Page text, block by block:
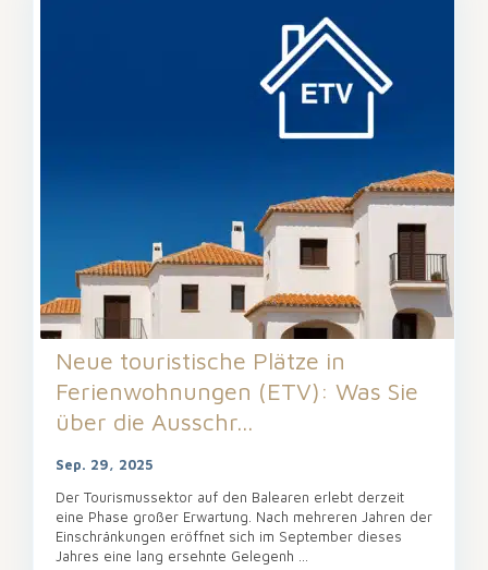
Neue touristische Plätze in
Ferienwohnungen (ETV): Was Sie
über die Ausschr...
Sep. 29, 2025
Der Tourismussektor auf den Balearen erlebt derzeit
eine Phase großer Erwartung. Nach mehreren Jahren der
Einschränkungen eröffnet sich im September dieses
Jahres eine lang ersehnte Gelegenh